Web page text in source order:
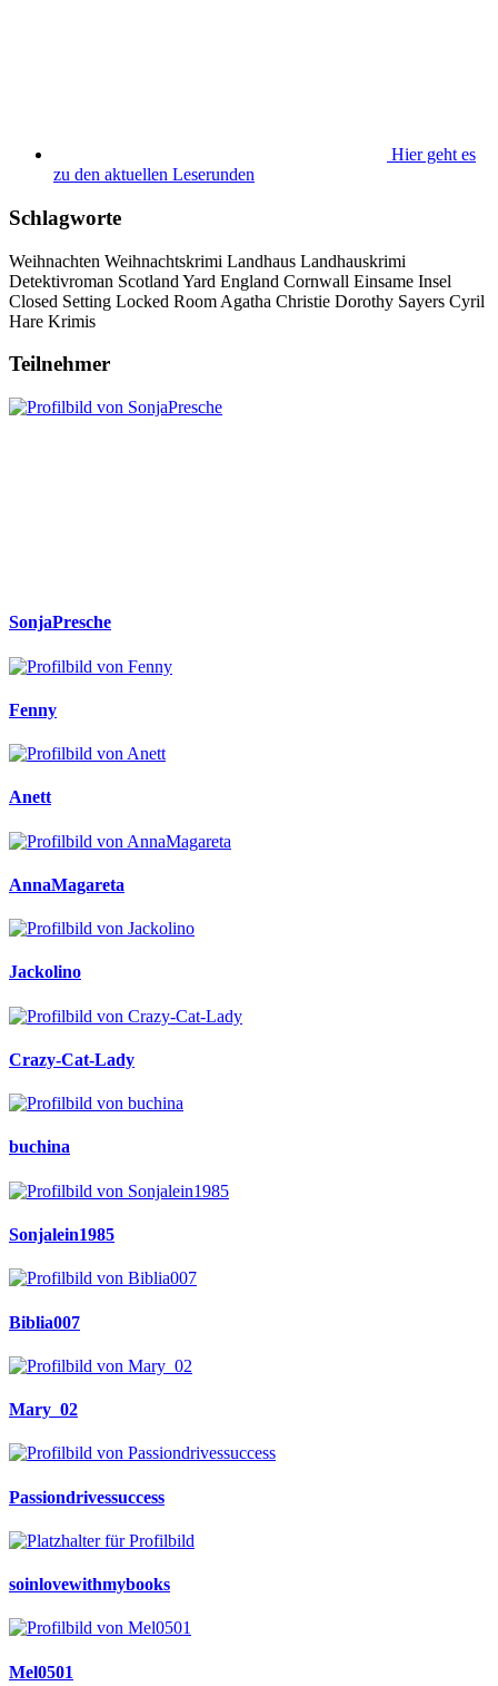
Hier geht es
zu den aktuellen Leserunden
Schlagworte
Weihnachten Weihnachtskrimi Landhaus Landhauskrimi
Detektivroman Scotland Yard England Cornwall Einsame Insel
Closed Setting Locked Room Agatha Christie Dorothy Sayers Cyril
Hare Krimis
Teilnehmer
SonjaPresche
Fenny
Anett
AnnaMagareta
Jackolino
Crazy-Cat-Lady
buchina
Sonjalein1985
Biblia007
Mary_02
Passiondrivessuccess
soinlovewithmybooks
Mel0501